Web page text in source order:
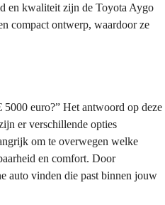
en kwaliteit zijn de Toyota Aygo
compact ontwerp, waardoor ze
5000 euro?” Het antwoord op deze
er verschillende opties
om te overwegen welke
en comfort. Door
auto vinden die past binnen jouw